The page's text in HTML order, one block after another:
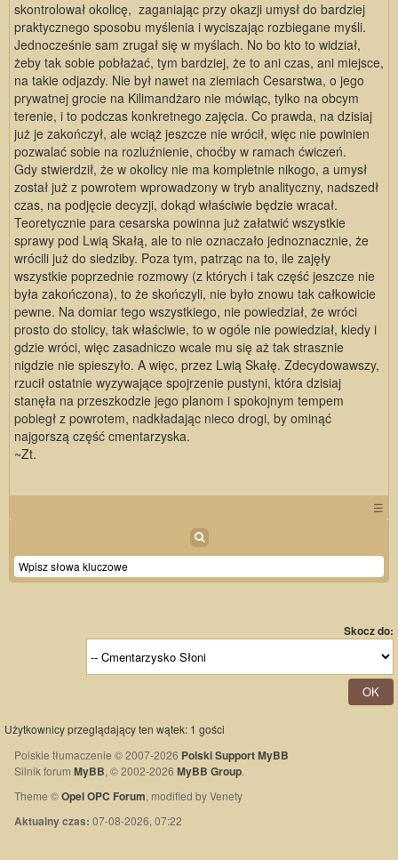
skontrolował okolicę, zaganiając przy okazji umysł do bardziej
praktycznego sposobu myślenia i wyciszając rozbiegane myśli.
Jednocześnie sam zrugał się w myślach. No bo kto to widział,
żeby tak sobie pobłażać, tym bardziej, że to ani czas, ani miejsce,
na takie odjazdy. Nie był nawet na ziemiach Cesarstwa, o jego
prywatnej grocie na Kilimandżaro nie mówiąc, tylko na obcym
terenie, i to podczas konkretnego zajęcia. Co prawda, na dzisiaj
już je zakończył, ale wciąż jeszcze nie wrócił, więc nie powinien
pozwalać sobie na rozluźnienie, choćby w ramach ćwiczeń.
Gdy stwierdził, że w okolicy nie ma kompletnie nikogo, a umysł
został już z powrotem wprowadzony w tryb analityczny, nadszedł
czas, na podjęcie decyzji, dokąd właściwie będzie wracał.
Teoretycznie para cesarska powinna już załatwić wszystkie
sprawy pod Lwią Skałą, ale to nie oznaczało jednoznacznie, że
wrócili już do siedziby. Poza tym, patrząc na to, ile zajęły
wszystkie poprzednie rozmowy (z których i tak część jeszcze nie
była zakończona), to że skończyli, nie było znowu tak całkowicie
pewne. Na domiar tego wszystkiego, nie powiedział, że wróci
prosto do stolicy, tak właściwie, to w ogóle nie powiedział, kiedy i
gdzie wróci, więc zasadniczo wcale mu się aż tak strasznie
nigdzie nie spieszyło. A więc, przez Lwią Skałę. Zdecydowawszy,
rzucił ostatnie wyzywające spojrzenie pustyni, która dzisiaj
stanęła na przeszkodzie jego planom i spokojnym tempem
pobiegł z powrotem, nadkładając nieco drogi, by ominąć
najgorszą część cmentarzyska.
~Zt.
☰
Skocz do:
Użytkownicy przeglądający ten wątek: 1 gości
Polskie tłumaczenie © 2007-2026 Polski Support MyBB
Silnik forum MyBB, © 2002-2026 MyBB Group.
Theme ©Opel OPC Forum, modified by Venety
Aktualny czas: 07-08-2026, 07:22